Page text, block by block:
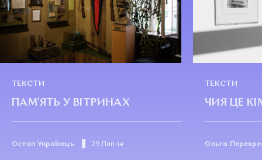
ТЕКСТИ
ПАМ’ЯТЬ У ВІТРИНАХ
Остап Українець 29 Липня
ТЕКСТИ
ЧИЯ ЦЕ
Ольга